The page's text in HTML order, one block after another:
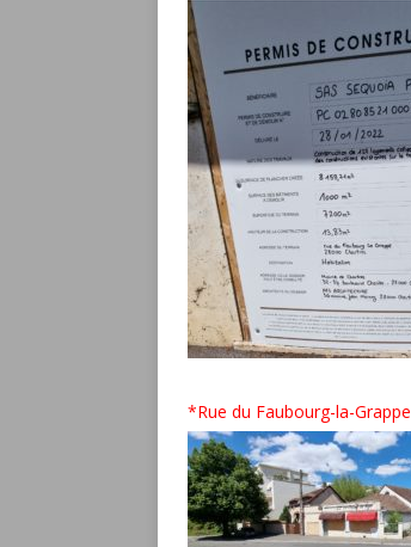
*Rue du Faubourg-la-Grappe